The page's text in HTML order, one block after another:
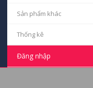
Sản phẩm khác
Thống kê
Đăng nhập